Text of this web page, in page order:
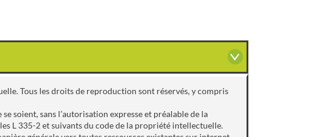
Tous les droits de reproduction sont réservés, y compris
soient, sans l’autorisation expresse et préalable de la
L 335-2 et suivants du code de la propriété intellectuelle.